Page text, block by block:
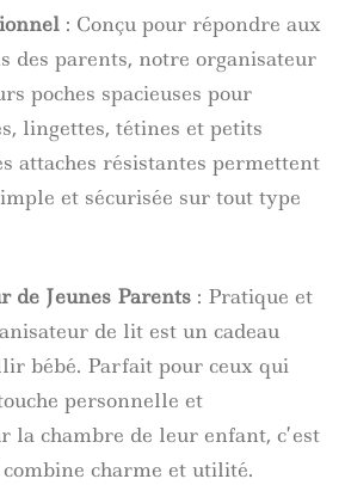
: Conçu pour répondre aux
des parents, notre organisateur
poches spacieuses pour
lingettes, tétines et petits
attaches résistantes permettent
et sécurisée sur tout type
de Jeunes Parents : Pratique et
de lit est un cadeau
bébé. Parfait pour ceux qui
personnelle et
la chambre de leur enfant, c’est
charme et utilité.